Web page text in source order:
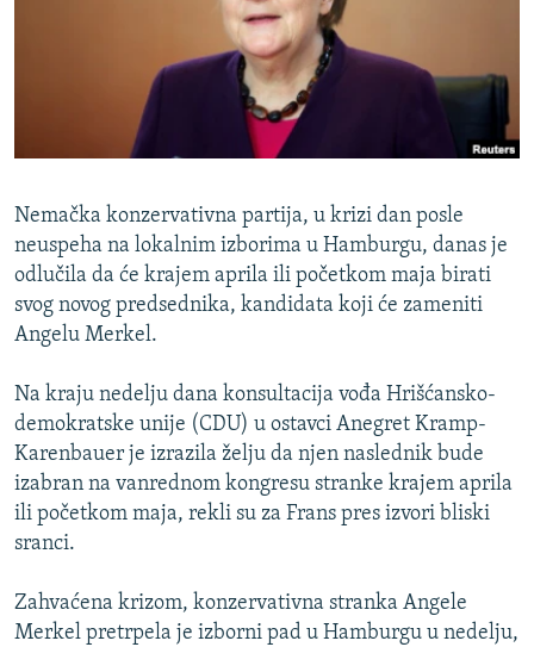
SPECIJALI RSE
VIŠE OD NASLOVA
POPLAVE I KLIZIŠTA U BIH 2024.
TV LIBERTY
POST SCRIPTUM
TRI DECENIJE OD RATA U BIH
SVE KARTE DEJTONA
NASTANAK I RASPAD JUGOSLAVIJE
Sve RFE/RL stranice
Nemačka konzervativna partija, u krizi dan posle
neuspeha na lokalnim izborima u Hamburgu, danas je
odlučila da će krajem aprila ili početkom maja birati
svog novog predsednika, kandidata koji će zameniti
Angelu Merkel.
Na kraju nedelju dana konsultacija vođa Hrišćansko-
demokratske unije (CDU) u ostavci Anegret Kramp-
Karenbauer je izrazila želju da njen naslednik bude
izabran na vanrednom kongresu stranke krajem aprila
ili početkom maja, rekli su za Frans pres izvori bliski
sranci.
Zahvaćena krizom, konzervativna stranka Angele
Merkel pretrpela je izborni pad u Hamburgu u nedelju,